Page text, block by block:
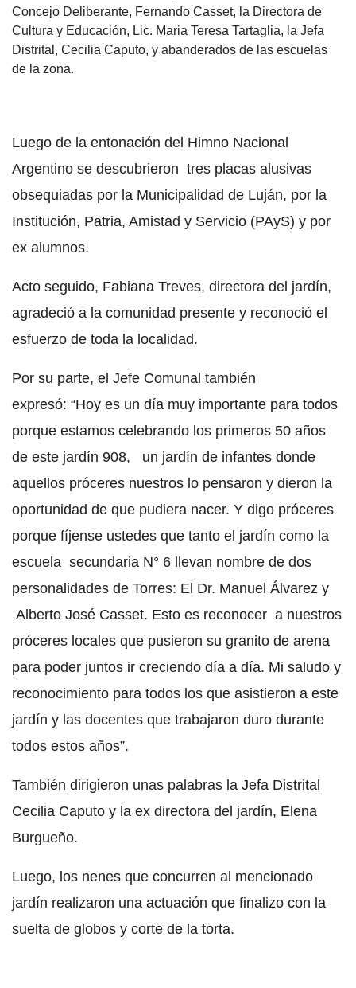
Concejo Deliberante, Fernando Casset, la Directora de
Cultura y Educación, Lic. Maria Teresa Tartaglia, la Jefa
Distrital, Cecilia Caputo, y abanderados de las escuelas
de la zona.
Luego de la entonación del Himno Nacional
Argentino se descubrieron tres placas alusivas
obsequiadas por la Municipalidad de Luján, por la
Institución, Patria, Amistad y Servicio (PAyS) y por
ex alumnos.
Acto seguido, Fabiana Treves, directora del jardín,
agradeció a la comunidad presente y reconoció el
esfuerzo de toda la localidad.
Por su parte, el Jefe Comunal también
expresó: “Hoy es un día muy importante para todos
porque estamos celebrando los primeros 50 años
de este jardín 908, un jardín de infantes donde
aquellos próceres nuestros lo pensaron y dieron la
oportunidad de que pudiera nacer. Y digo próceres
porque fíjense ustedes que tanto el jardín como la
escuela secundaria N° 6 llevan nombre de dos
personalidades de Torres: El Dr. Manuel Álvarez y
Alberto José Casset. Esto es reconocer a nuestros
próceres locales que pusieron su granito de arena
para poder juntos ir creciendo día a día. Mi saludo y
reconocimiento para todos los que asistieron a este
jardín y las docentes que trabajaron duro durante
todos estos años”.
También dirigieron unas palabras la Jefa Distrital
Cecilia Caputo y la ex directora del jardín, Elena
Burgueño.
Luego, los nenes que concurren al mencionado
jardín realizaron una actuación que finalizo con la
suelta de globos y corte de la torta.